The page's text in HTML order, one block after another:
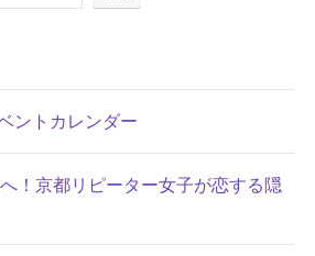
ントカレンダー
！京都リピーター女子が恋する隠